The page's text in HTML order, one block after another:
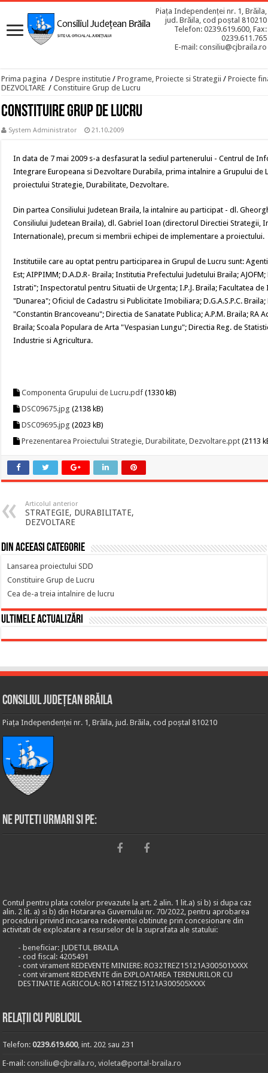
Piața Independenței nr. 1, Brăila,
jud. Brăila, cod poștal 810210
Telefon: 0239.619.600, Fax:
0239.611.765
E-mail: consiliu@cjbraila.ro
Prima pagina / Despre institutie / Programe, Proiecte si Strategii / Proiecte
DEZVOLTARE / Constituire Grup de Lucru
Constituire Grup de Lucru
System Administrator 21.10.2009
In data de 7 mai 2009 s-a desfasurat la sediul partenerului - Centrul de
Integrare Europeana si Dezvoltare Durabila, prima intalnire a Grupului de
proiectului Strategie, Durabilitate, Dezvoltare.
Din partea Consiliului Judetean Braila, la intalnire au participat - dl.
Consiliului Judetean Braila), dl. Gabriel Ioan (directorul Directiei Strategii,
Internationale), precum si membrii echipei de implementare a proiectului.
Institutiile care au optat pentru participarea in Grupul de Lucru sunt:
Est; AIPPIMM; D.A.D.R- Braila; Institutia Prefectului Judetului Braila;
Istrati"; Inspectoratul pentru Situatii de Urgenta; I.P.J. Braila; Facultatea de
"Dunarea"; Oficiul de Cadastru si Publicitate Imobiliara; D.G.A.S.P.C. Braila;
"Constantin Brancoveanu"; Directia de Sanatate Publica; A.P.M. Braila; RA
Braila; Scoala Populara de Arta "Vespasian Lungu"; Directia Reg. de
Industrie si Agricultura.
Componenta Grupului de Lucru.pdf (1330 kB)
DSC09675.jpg (2138 kB)
DSC09695.jpg (2023 kB)
Prezenentarea Proiectului Strategie, Durabilitate, Dezvoltare.ppt (2113
Articolul anterior
STRATEGIE, DURABILITATE,
DEZVOLTARE
Din aceeasi categorie
Lansarea proiectului SDD
Constituire Grup de Lucru
Cea de-a treia intalnire de lucru
Ultimele actualizări
Consiliul Județean Brăila
Piața Independenței nr. 1, Brăila, jud. Brăila, cod poștal 810210
Ne puteti urmari si pe:
Contul pentru plata cotelor prevazute la art. 2 alin. 1 lit.a) si b) si dupa caz
alin. 2 lit. a) si b) din Hotararea Guvernului nr. 70/2022, pentru aprobarea
procedurii privind incasarea redeventei obtinute prin concesionare din
activitati de exploatare a resurselor de la suprafata ale statului:
- beneficiar: JUDETUL BRAILA
- cod fiscal: 4205491
- cont virament REDEVENTE MINIERE: RO32TREZ15121A300501XXXX
- cont virament REDEVENTE din EXPLOATAREA TERENURILOR CU
DESTINATIE AGRICOLA: RO14TREZ15121A300505XXXX
Relații cu publicul
Telefon:0239.619.600, int. 202 sau 231
E-mail:consiliu@cjbraila.ro,violeta@portal-braila.ro